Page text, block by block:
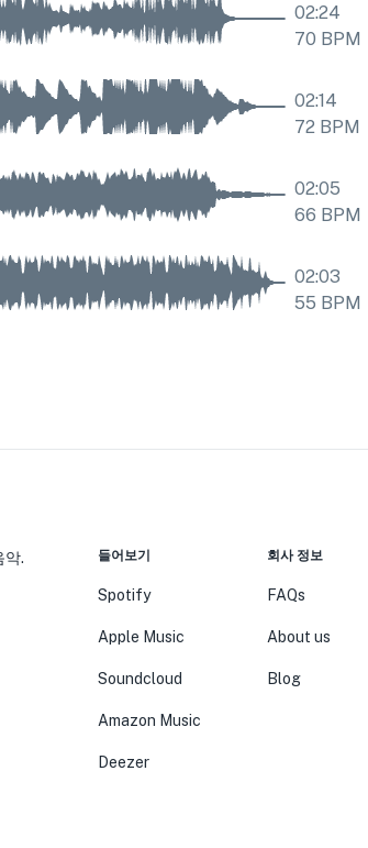
02:24
70 BPM
02:14
72BPM
02:05
66 BPM
02:03
55 BPM
악. 들어보기
Spotify
Apple Music
Soundcloud
Amazon Music
Deezer
회사 정보
FAQs
About us
Blog